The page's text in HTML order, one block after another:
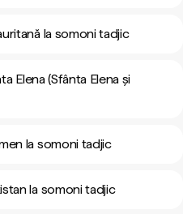
la somoni tadjic
Elena (Sfânta Elena și
la somoni tadjic
la somoni tadjic